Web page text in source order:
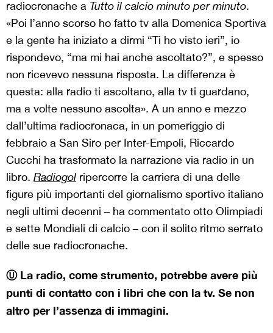
radiocronache a Tutto il calcio minuto per minuto.
«Poi l’anno scorso ho fatto tv alla Domenica Sportiva
e la gente ha iniziato a dirmi “Ti ho visto ieri”, io
rispondevo, “ma mi hai anche ascoltato?”, e spesso
non ricevevo nessuna risposta. La differenza è
questa: alla radio ti ascoltano, alla tv ti guardano,
ma a volte nessuno ascolta». A un anno e mezzo
dall’ultima radiocronaca, in un pomeriggio di
febbraio a San Siro per Inter-Empoli, Riccardo
Cucchi ha trasformato la narrazione via radio in un
libro. Radiogol ripercorre la carriera di una delle
figure più importanti del giornalismo sportivo italiano
negli ultimi decenni – ha commentato otto Olimpiadi
e sette Mondiali di calcio – con il solito ritmo serrato
delle sue radiocronache.
Ⓤ La radio, come strumento, potrebbe avere più
punti di contatto con i libri che con la tv. Se non
altro per l’assenza di immagini.